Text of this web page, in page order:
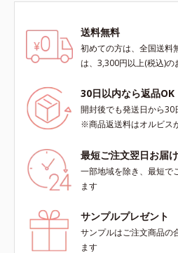
送料無料
初めての方は、全国送料
は、3,300円以上(税込)
30日以内なら返品OK
開封後でも発送日から
※商品返送料はオルビス
最短ご注文翌日お届け
一部地域を除き、最短で
ます
サンプルプレゼント
サンプルはご注文商品の
ます